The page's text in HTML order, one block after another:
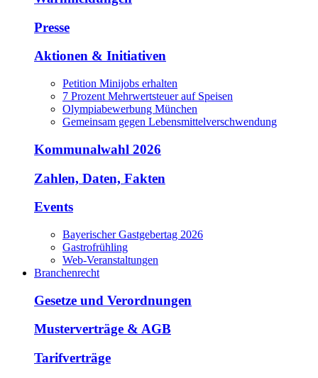
Presse
Aktionen & Initiativen
Petition Minijobs erhalten
7 Prozent Mehrwertsteuer auf Speisen
Olympiabewerbung München
Gemeinsam gegen Lebensmittelverschwendung
Kommunalwahl 2026
Zahlen, Daten, Fakten
Events
Bayerischer Gastgebertag 2026
Gastrofrühling
Web-Veranstaltungen
Branchenrecht
Gesetze und Verordnungen
Musterverträge & AGB
Tarifverträge